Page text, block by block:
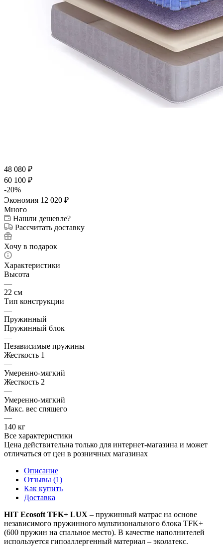
48 080 ₽
60 100 ₽
-20%
Экономия 12 020 ₽
Много
Нашли дешевле?
Рассчитать доставку
Хочу в подарок
Характеристики
Высота
—
22 см
Тип конструкции
—
Пружинный
Пружинный блок
—
Независимые пружины
Жесткость 1
—
Умеренно-мягкий
Жесткость 2
—
Умеренно-мягкий
Макс. вес спящего
—
140 кг
Все характеристики
Цена действительна только для интернет-магазина и может
отличаться от цен в розничных магазинах
Описание
Отзывы (1)
Как купить
Доставка
HIT Ecosoft TFK+ LUX – пружинный матрас на основе
независимого пружинного мультизонального блока TFK+
(600 пружин на спальное место). В качестве наполнителей
используется гипоаллергенный материал – эколатекс.